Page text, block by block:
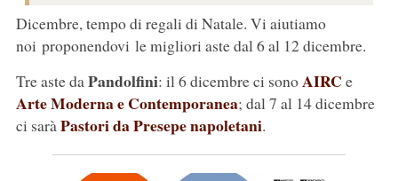
Dicembre, tempo di regali di Natale. Vi aiutiamo
noi proponendovi le migliori aste dal 6 al 12 dicembre.
Tre aste daPandolfini: il 6 dicembre ci sonoAIRC e
Arte Moderna e Contemporanea; dal 7 al 14 dicembre
ci saràPastori da Presepe napoletani.